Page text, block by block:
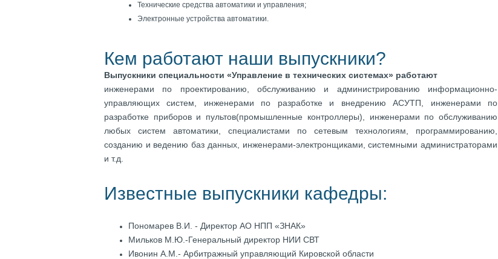
Технические средства автоматики и управления;
Электронные устройства автоматики.
Кем работают наши выпускники?
Выпускники специальности «Управление в технических системах» работают
инженерами по проектированию, обслуживанию и администрированию информационно-
управляющих систем, инженерами по разработке и внедрению АСУТП, инженерами по
разработке приборов и пультов(промышленные контроллеры), инженерами по обслуживанию
любых систем автоматики, специалистами по сетевым технологиям, программированию,
созданию и ведению баз данных, инженерами-электронщиками, системными администраторами
и т.д.
Известные выпускники кафедры:
Пономарев В.И. - Директор АО НПП «ЗНАК»
Мильков М.Ю.-Генеральный директор НИИ СВТ
Ивонин А.М.- Арбитражный управляющий Кировской области